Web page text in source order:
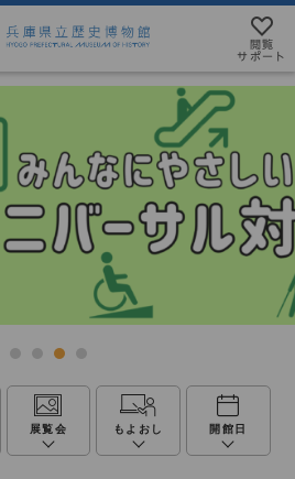
展覧会 もよおし 開館日
閲覧
サポート
ト
本語
を振ることができます
ついて
について
ズ設定